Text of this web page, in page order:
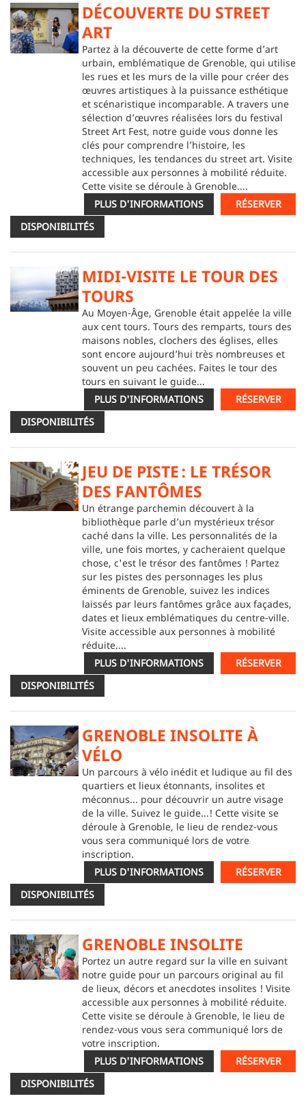
DÉCOUVERTE DU STREET
ART
Partez à la découverte de cette forme d’art
urbain, emblématique de Grenoble, qui utilise
les rues et les murs de la ville pour créer des
œuvres artistiques à la puissance esthétique
et scénaristique incomparable. A travers une
sélection d’œuvres réalisées lors du festival
Street Art Fest, notre guide vous donne les
clés pour comprendre l’histoire, les
techniques, les tendances du street art. Visite
accessible aux personnes à mobilité réduite.
Cette visite se déroule à Grenoble....
PLUS D'INFORMATIONS
RÉSERVER
DISPONIBILITÉS
MIDI-VISITE LE TOUR DES
TOURS
Au Moyen-Âge, Grenoble était appelée la ville
aux cent tours. Tours des remparts, tours des
maisons nobles, clochers des églises, elles
sont encore aujourd’hui très nombreuses et
souvent un peu cachées. Faites le tour des
tours en suivant le guide...
PLUS D'INFORMATIONS
RÉSERVER
DISPONIBILITÉS
JEU DE PISTE : LE TRÉSOR
DES FANTÔMES
Un étrange parchemin découvert à la
bibliothèque parle d’un mystérieux trésor
caché dans la ville. Les personnalités de la
ville, une fois mortes, y cacheraient quelque
chose, c'est le trésor des fantômes ! Partez
sur les pistes des personnages les plus
éminents de Grenoble, suivez les indices
laissés par leurs fantômes grâce aux façades,
dates et lieux emblématiques du centre-ville.
Visite accessible aux personnes à mobilité
réduite....
PLUS D'INFORMATIONS
RÉSERVER
DISPONIBILITÉS
GRENOBLE INSOLITE À
VÉLO
Un parcours à vélo inédit et ludique au fil des
quartiers et lieux étonnants, insolites et
méconnus... pour découvrir un autre visage
de la ville. Suivez le guide...! Cette visite se
déroule à Grenoble, le lieu de rendez-vous
vous sera communiqué lors de votre
inscription.
PLUS D'INFORMATIONS
RÉSERVER
DISPONIBILITÉS
GRENOBLE INSOLITE
Portez un autre regard sur la ville en suivant
notre guide pour un parcours original au fil
de lieux, décors et anecdotes insolites ! Visite
accessible aux personnes à mobilité réduite.
Cette visite se déroule à Grenoble, le lieu de
rendez-vous vous sera communiqué lors de
votre inscription.
PLUS D'INFORMATIONS
RÉSERVER
DISPONIBILITÉS